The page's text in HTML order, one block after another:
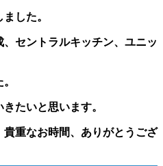
した。
セントラルキッチン、ユニッ
たいと思います。
重なお時間、ありがとうござ